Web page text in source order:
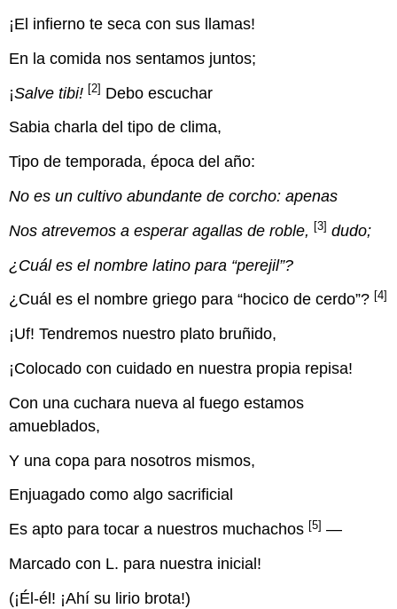
¡El infierno te seca con sus llamas!
En la comida nos sentamos juntos;
¡Salve tibi! [2] Debo escuchar
Sabia charla del tipo de clima,
Tipo de temporada, época del año:
No es un cultivo abundante de corcho: apenas
Nos atrevemos a esperar agallas de roble, [3] dudo;
¿Cuál es el nombre latino para “perejil”?
¿Cuál es el nombre griego para “hocico de cerdo”? [4]
¡Uf! Tendremos nuestro plato bruñido,
¡Colocado con cuidado en nuestra propia repisa!
Con una cuchara nueva al fuego estamos
amueblados,
Y una copa para nosotros mismos,
Enjuagado como algo sacrificial
Es apto para tocar a nuestros muchachos [5] —
Marcado con L. para nuestra inicial!
(¡Él-él! ¡Ahí su lirio brota!)